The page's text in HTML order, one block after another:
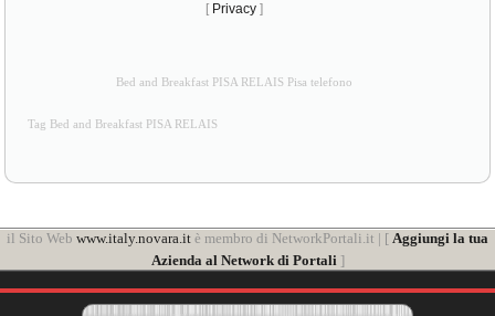
[ Privacy ]
Bed and Breakfast PISA RELAIS Pisa telefono
Tag Bed and Breakfast PISA RELAIS
il Sito Web www.italy.novara.it è membro di NetworkPortali.it | [ Aggiungi la tua
Azienda al Network di Portali]